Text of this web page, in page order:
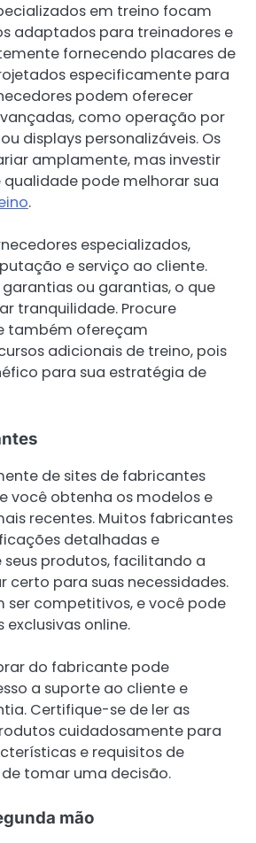
em treino focam
adaptados para treinadores e
fornecendo placares de
especificamente para
podem oferecer
como operação por
displays personalizáveis. Os
amplamente, mas investir
pode melhorar sua
.
especializados,
e serviço ao cliente.
ou garantias, o que
tranquilidade. Procure
também ofereçam
adicionais de treino, pois
para sua estratégia de
de sites de fabricantes
você obtenha os modelos e
recentes. Muitos fabricantes
detalhadas e
produtos, facilitando a
certo para suas necessidades.
ser competitivos, e você pode
online.
do fabricante pode
a suporte ao cliente e
Certifique-se de ler as
cuidadosamente para
e requisitos de
tomar uma decisão.
mão